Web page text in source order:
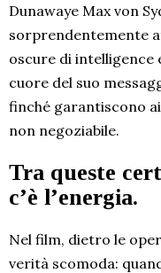
Dunawaye Max von
sorprendentemente
oscure di intelligence
cuore del suo
finché garantiscono
non negoziabile.
Tra queste
c’è l’energia.
Nel film, dietro le
verità scomoda: